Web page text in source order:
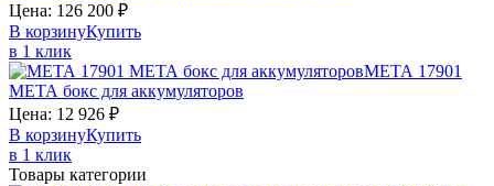
Цена: 126 200 ₽
В корзинуКупить
в 1 клик
МЕТА 17901
МЕТА бокс для аккумуляторов
Цена: 12 926 ₽
В корзинуКупить
в 1 клик
Товары категории